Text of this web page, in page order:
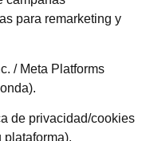
para remarketing y
/ Meta Platforms
de privacidad/cookies
plataforma).